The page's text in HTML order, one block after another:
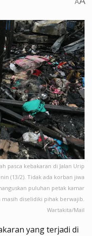
A
pasca kebakaran di Jalan Urip
(13/2). Tidak ada korban jiwa
puluhan petak kamar
diselidiki pihak berwajib.
Wartakita/Mail
yang terjadi di